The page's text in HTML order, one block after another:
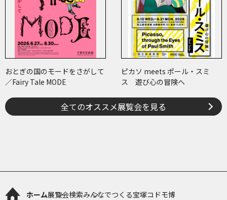
おとぎの国のモードをさがして
／Fairy Tale MODE
ピカソ meets ポール・スミ
ス 遊び心の冒険へ
全てのオススメ展覧会を見る
ホーム展覧会検索みんなでつくる宝塚コドモ博